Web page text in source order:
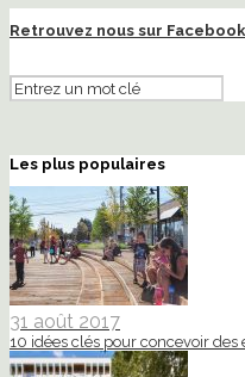
Retrouvez nous sur Facebook
Les plus populaires
31 août 2017
10 idées clés pour concevoir